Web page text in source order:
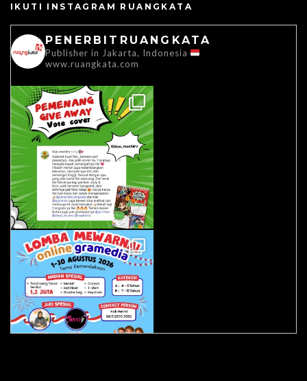
IKUTI INSTAGRAM RUANGKATA
PENERBITRUANGKATA
Publisher in Jakarta, Indonesia
www.ruangkata.com